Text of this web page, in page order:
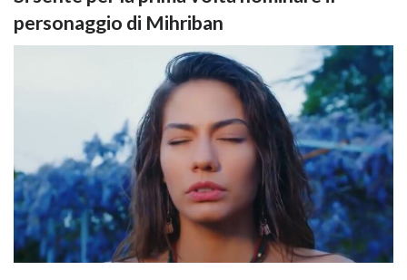
personaggio di Mihriban